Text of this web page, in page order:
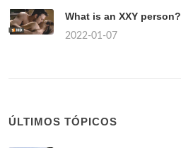
What is an XXY person?
2022-01-07
ÚLTIMOS TÓPICOS